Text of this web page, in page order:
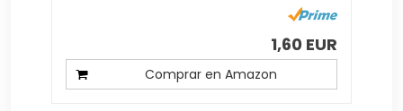
1,60 EUR
Comprar en Amazon